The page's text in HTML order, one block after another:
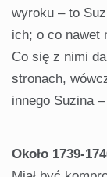
wyroku – to
ich; o co nawet
Co się z nimi
stronach,
innego Suzina
Około 1739-